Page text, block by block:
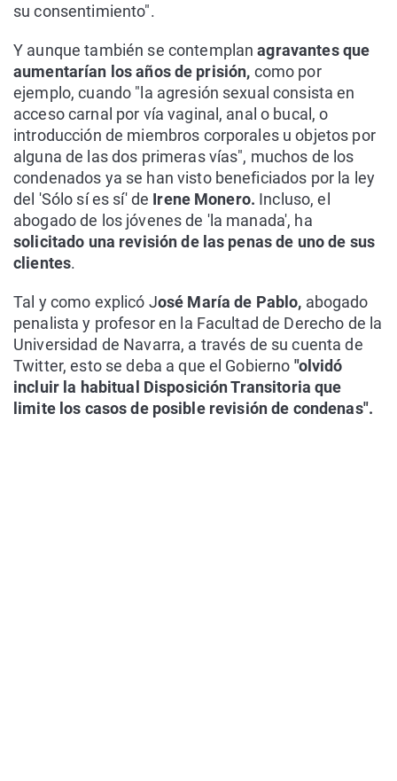
su consentimiento".
Y aunque también se contemplan agravantes que
aumentarían los años de prisión, como por
ejemplo, cuando "la agresión sexual consista en
acceso carnal por vía vaginal, anal o bucal, o
introducción de miembros corporales u objetos por
alguna de las dos primeras vías", muchos de los
condenados ya se han visto beneficiados por la ley
del 'Sólo sí es sí' de Irene Monero. Incluso, el
abogado de los jóvenes de 'la manada', ha
solicitado una revisión de las penas de uno de sus
clientes.
Tal y como explicó José María de Pablo, abogado
penalista y profesor en la Facultad de Derecho de la
Universidad de Navarra, a través de su cuenta de
Twitter, esto se deba a que el Gobierno "olvidó
incluir la habitual Disposición Transitoria que
limite los casos de posible revisión de condenas".